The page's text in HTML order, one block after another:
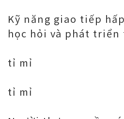
Kỹ năng giao tiếp
học hỏi và phát
tỉ mỉ
tỉ mỉ